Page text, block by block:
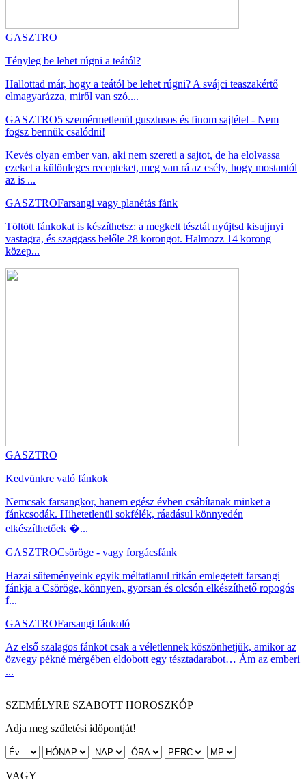
GASZTRO
Tényleg be lehet rúgni a teától?
Hallottad már, hogy a teától be lehet rúgni? A svájci teaszakértő
elmagyarázza, miről van szó....
GASZTRO5 szemérmetlenül gusztusos és finom sajtétel - Nem
fogsz bennük csalódni!
Kevés olyan ember van, aki nem szereti a sajtot, de ha elolvassa
ezeket a különleges recepteket, meg van rá az esély, hogy mostantól
az is ...
GASZTROFarsangi vagy planétás fánk
Töltött fánkokat is készíthetsz: a megkelt tésztát nyújtsd kisujjnyi
vastagra, és szaggass belőle 28 korongot. Halmozz 14 korong
közep...
GASZTRO
Kedvünkre való fánkok
Nemcsak farsangkor, hanem egész évben csábítanak minket a
fánkcsodák. Hihetetlenül sokfélék, ráadásul könnyedén
elkészíthetőek �...
GASZTROCsöröge - vagy forgácsfánk
Hazai süteményeink egyik méltatlanul ritkán emlegetett farsangi
fánkja a Csöröge, könnyen, gyorsan és olcsón elkészíthető ropogós
f...
GASZTROFarsangi fánkoló
Az első szalagos fánkot csak a véletlennek köszönhetjük, amikor az
özvegy pékné mérgében eldobott egy tésztadarabot… Ám az emberi
...
SZEMÉLYRE SZABOTT HOROSZKÓP
Adja meg születési időpontját!
VAGY